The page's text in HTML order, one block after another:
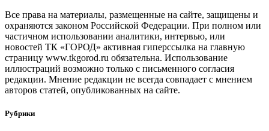
Все права на материалы, размещенные на сайте, защищены и
охраняются законом Российской Федерации. При полном или
частичном использовании аналитики, интервью, или
новостей ТК «ГОРОД» активная гиперссылка на главную
страницу www.tkgorod.ru обязательна. Использование
иллюстраций возможно только с письменного согласия
редакции. Мнение редакции не всегда совпадает с мнением
авторов статей, опубликованных на сайте.
Рубрики